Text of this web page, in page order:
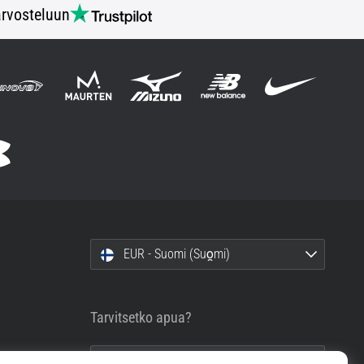
EUR - Suomi (Suo̯mi)
Tarvitsetko apua?